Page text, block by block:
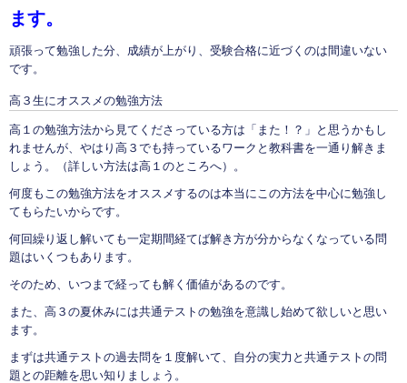
ます。
頑張って勉強した分、成績が上がり、受験合格に近づくのは間違いない
です。
高３生にオススメの勉強方法
高１の勉強方法から見てくださっている方は「また！？」と思うかもし
れませんが、やはり高３でも持っているワークと教科書を一通り解きま
しょう。（詳しい方法は高１のところへ）。
何度もこの勉強方法をオススメするのは本当にこの方法を中心に勉強し
てもらたいからです。
何回繰り返し解いても一定期間経てば解き方が分からなくなっている問
題はいくつもあります。
そのため、いつまで経っても解く価値があるのです。
また、高３の夏休みには共通テストの勉強を意識し始めて欲しいと思い
ます。
まずは共通テストの過去問を１度解いて、自分の実力と共通テストの問
題との距離を思い知りましょう。